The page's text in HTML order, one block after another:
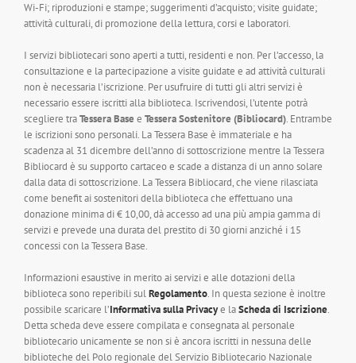
Wi-Fi; riproduzioni e stampe; suggerimenti d’acquisto; visite guidate;
attività culturali, di promozione della lettura, corsi e laboratori.
I servizi bibliotecari sono aperti a tutti, residenti e non. Per l’accesso, la
consultazione e la partecipazione a visite guidate e ad attività culturali
non è necessaria l’iscrizione. Per usufruire di tutti gli altri servizi è
necessario essere iscritti alla biblioteca. Iscrivendosi, l’utente potrà
scegliere traTessera Base e Tessera Sostenitore (Bibliocard). Entrambe
le iscrizioni sono personali. La Tessera Base è immateriale e ha
scadenza al 31 dicembre dell’anno di sottoscrizione mentre la Tessera
Bibliocard è su supporto cartaceo e scade a distanza di un anno solare
dalla data di sottoscrizione. La Tessera Bibliocard, che viene rilasciata
come benefit ai sostenitori della biblioteca che effettuano una
donazione minima di € 10,00, dà accesso ad una più ampia gamma di
servizi e prevede una durata del prestito di 30 giorni anziché i 15
concessi con la Tessera Base.
Informazioni esaustive in merito ai servizi e alle dotazioni della
biblioteca sono reperibili sulRegolamento. In questa sezione è inoltre
possibile scaricare l’Informativa sulla Privacye laScheda di Iscrizione.
Detta scheda deve essere compilata e consegnata al personale
bibliotecario unicamente se non si è ancora iscritti in nessuna delle
biblioteche del Polo regionale del Servizio Bibliotecario Nazionale